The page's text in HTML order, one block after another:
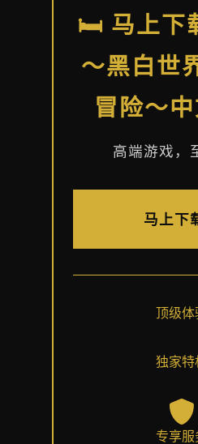
🛏️ 马上下
～黑白世
冒险～
高端游戏，
马上下
顶级体
独家特
专享服